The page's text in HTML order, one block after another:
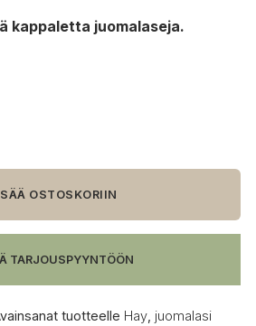
kappaletta juomalaseja.
OSTOSKORIIN
TARJOUSPYYNTÖÖN
tuotteelle Hay juomalasi